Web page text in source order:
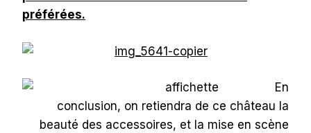
préférées.
En
conclusion, on retiendra de ce château la
beauté des accessoires, et la mise en scène